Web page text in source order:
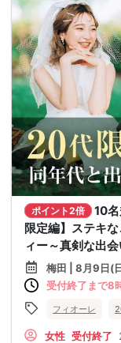
ポイント2倍
10
限定編】ステキ
ィー～真剣な出会
梅田 | 8月9日(
受付終了まで8
フィオーレ
女性 受付終了